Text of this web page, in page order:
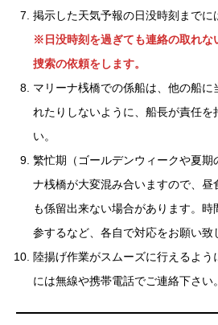
掲示した天気予報の日没時刻までに
※日没時刻を過ぎても連絡の取れな
捜索の依頼をします。
マリーナ桟橋での係船は、他の船に
れたりしないように、船長が責任を
い。
繁忙期（ゴールデンウィークや夏期
ナ桟橋が大変混み合いますので、昼
も係留出来ない場合があります。
参するなど、各自で対応をお願い致
陸揚げ作業がスムーズに行えるよ
には無線や携帯電話でご連絡下さい。